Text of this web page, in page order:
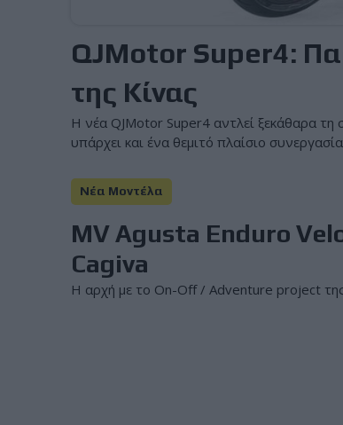
QJMotor Super4:
της Κίνας
Η νέα QJMotor Super4 αντλεί ξεκάθαρα
υπάρχει και ένα θεμιτό πλαίσιο
Νέα Μοντέλα
MV Agusta Enduro
Cagiva
Η αρχή με το On-Off / Adventure project της